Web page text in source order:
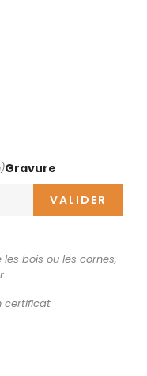
Gravure
VALIDER
bois ou les cornes,
certificat